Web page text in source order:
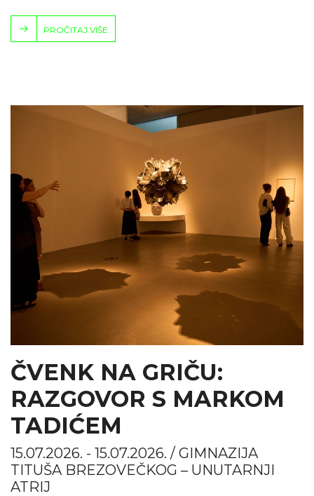
PROČITAJ VIŠE
ČVENK NA GRIČU:
RAZGOVOR S MARKOM
TADIĆEM
15.07.2026. - 15.07.2026. / GIMNAZIJA
TITUŠA BREZOVEČKOG – UNUTARNJI
ATRIJ